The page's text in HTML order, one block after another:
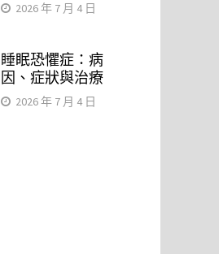
2026 年 7 月 4 日
睡眠恐懼症：病
因、症狀與治療
2026 年 7 月 4 日